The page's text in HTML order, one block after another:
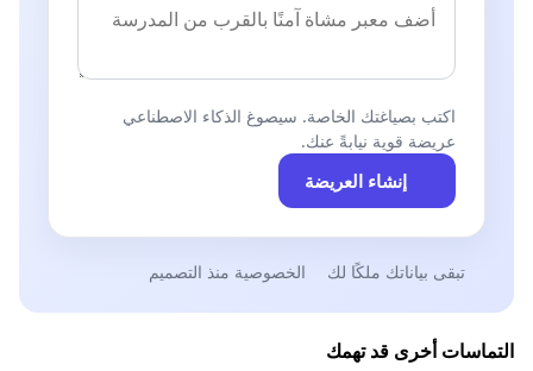
اكتب بصياغتك الخاصة. سيصوغ الذكاء الاصطناعي
عريضة قوية نيابةً عنك.
إنشاء العريضة
تبقى بياناتك ملكًا لك الخصوصية منذ التصميم
التماسات أخرى قد تهمك